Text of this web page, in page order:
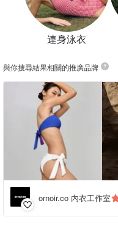
連身泳衣
與你搜尋結果相關的推廣品牌
ornoir.co 內衣工作室